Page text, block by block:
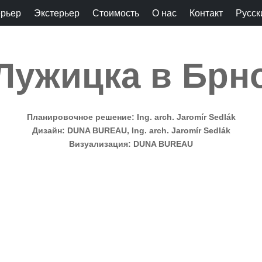
Экстерьер Стоимость О нас Контакт
в
Планировочное решение: Ing. arch. Jaromír Sedlák
Дизайн: DUNA BUREAU, Ing. arch. Jaromír Sedlák
Визуализация: DUNA BUREAU